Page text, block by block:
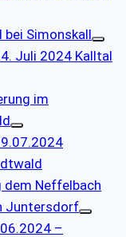
Simonskall
Juli 2024 Kalltal
im
dem Neffelbach
Juntersdorf
–